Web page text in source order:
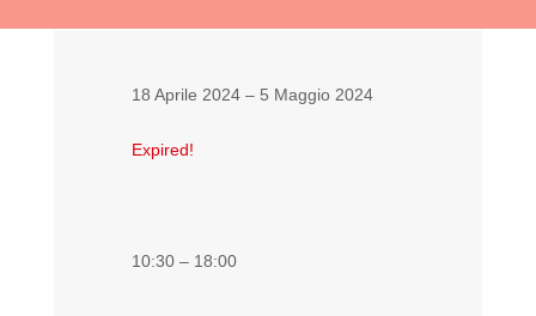
18 Aprile 2024– 5 Maggio 2024
Expired!
10:30 – 18:00